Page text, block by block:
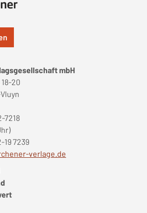
mbH
20
7218
19 7239
verlage.de